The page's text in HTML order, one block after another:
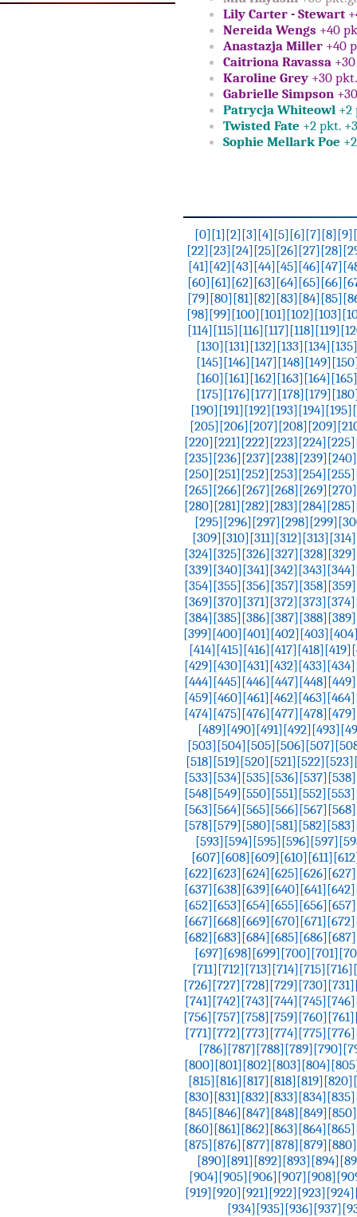
Lily Carter - Stewart
Nereida Wengs +40
Anastazja Miller +40
Caitriona Ravassa
Karoline Grey +30
Gabrielle Simpson
Patrycja Whiteowl +2
Twisted Fate +2 pkt.
Sophie Mellark Poe
[0][1][2][3][4][5][6][7][8][9]
[22][23][24][25][26][27][28]
[41][42][43][44][45][46][47]
[60][61][62][63][64][65][66]
[79][80][81][82][83][84][85]
[98][99][100][101][102][103]
[114][115][116][117][118][119]
[130][131][132][133][134][135]
[145][146][147][148][149]
[160][161][162][163][164][165]
[175][176][177][178][179]
[190][191][192][193][194][195]
[205][206][207][208][209]
[220][221][222][223][224][225]
[235][236][237][238][239][240]
[250][251][252][253][254][255]
[265][266][267][268][269][270]
[280][281][282][283][284][285]
[295][296][297][298][299]
[309][310][311][312][313][314]
[324][325][326][327][328][329]
[339][340][341][342][343][344]
[354][355][356][357][358][359]
[369][370][371][372][373][374]
[384][385][386][387][388][389]
[399][400][401][402][403]
[414][415][416][417][418][419]
[429][430][431][432][433][434]
[444][445][446][447][448][449]
[459][460][461][462][463][464]
[474][475][476][477][478][479]
[489][490][491][492][493]
[503][504][505][506][507]
[518][519][520][521][522][523]
[533][534][535][536][537][538]
[548][549][550][551][552][553]
[563][564][565][566][567][568]
[578][579][580][581][582][583]
[593][594][595][596][597]
[607][608][609][610][611]
[622][623][624][625][626][627]
[637][638][639][640][641][642]
[652][653][654][655][656][657]
[667][668][669][670][671][672]
[682][683][684][685][686][687]
[697][698][699][700][701]
[711][712][713][714][715][716]
[726][727][728][729][730][731]
[741][742][743][744][745][746]
[756][757][758][759][760][761]
[771][772][773][774][775][776]
[786][787][788][789][790]
[800][801][802][803][804]
[815][816][817][818][819][820]
[830][831][832][833][834][835]
[845][846][847][848][849][850]
[860][861][862][863][864][865]
[875][876][877][878][879][880]
[890][891][892][893][894]
[904][905][906][907][908]
[919][920][921][922][923][924]
[934][935][936][937]